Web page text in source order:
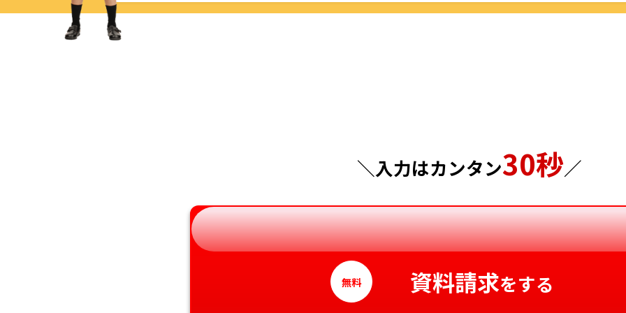
神奈川県
徳島県
愛媛県
＼入力はカンタン30秒／
無料 資料請求をする